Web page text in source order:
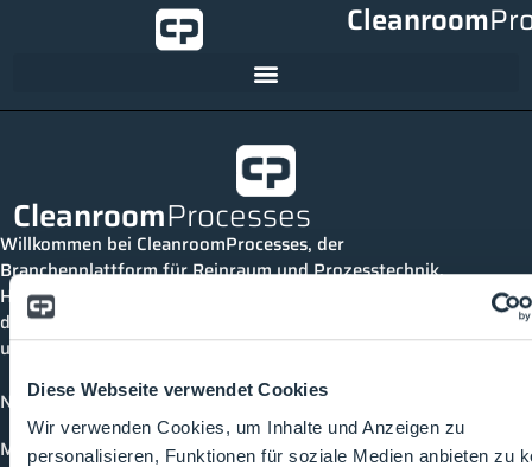
Diese Webseite verwendet Cookies
Wir verwenden Cookies, um Inhalte und Anzeigen zu
personalisieren, Funktionen für soziale Medien anbieten zu
Cleanroom
CleanroomProcesses
Willkommen bei CleanroomProcesses, der
Branchenplattform für Reinraum und Prozesstechnik.
Hier bleibst du immer auf dem neuesten Stand, kannst
dich mit anderen verknüpfen und alle relevanten Themen
und Events der Branche entdecken.
News
Mediathek